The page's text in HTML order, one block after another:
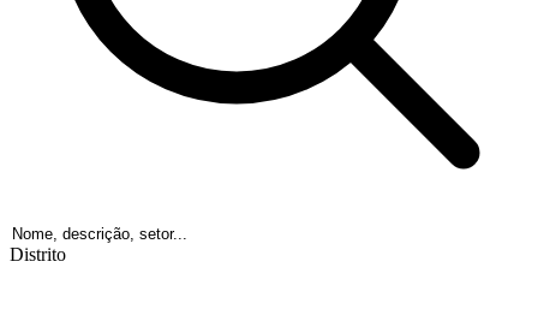
Distrito